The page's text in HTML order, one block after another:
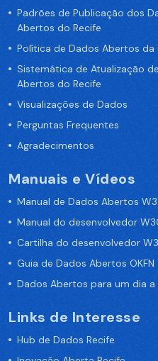
Padrões de Publicação dos
Abertos do Recife
Política de Dados Abertos da
Sistemática de Atualização
Abertos do Recife
Visualizações de Dados
Perguntas Frequentes
Agradecimentos
Manuais e Vídeos
Manual de Dados Abertos
Manual do desenvolvedor
Cartilha do desenvolvedor
Guia de Dados Abertos OKFN
Dados Abertos para um dia
Links de Interesse
Hub de Dados Recife